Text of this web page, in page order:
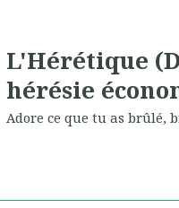
L'Hérétique
hérésie
Adore ce que tu as brûlé,